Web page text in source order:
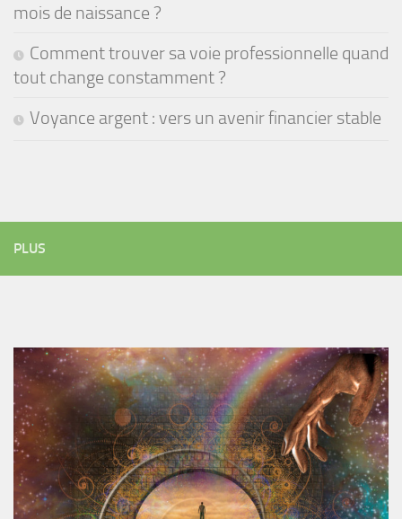
mois de naissance ?
Comment trouver sa voie professionnelle quand
tout change constamment ?
Voyance argent : vers un avenir financier stable
PLUS